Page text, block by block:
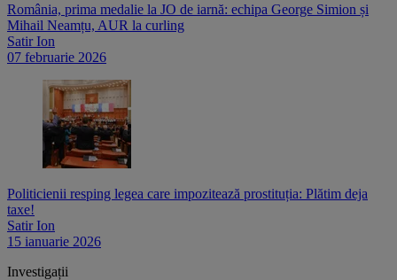
România, prima medalie la JO de iarnă: echipa George Simion și
Mihail Neamțu, AUR la curling
Satir Ion
07 februarie 2026
Politicienii resping legea care impozitează prostituția: Plătim deja
taxe!
Satir Ion
15 ianuarie 2026
Investigații